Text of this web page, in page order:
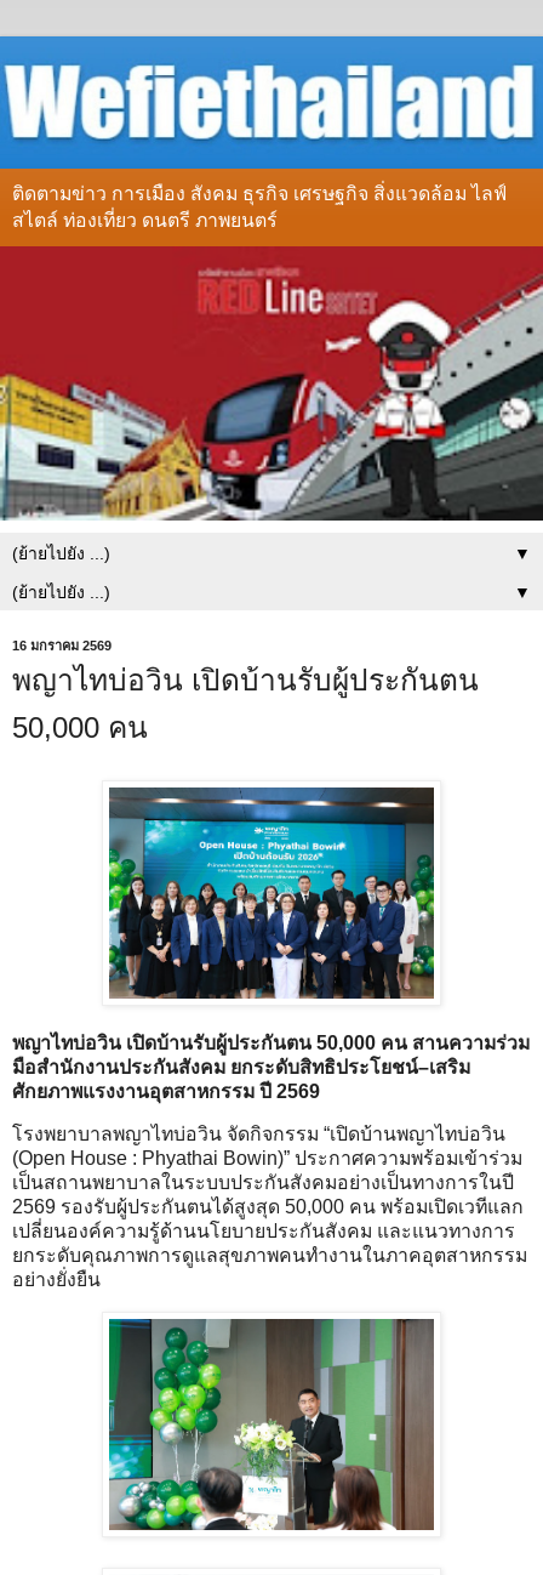
ติดตามข่าว การเมือง สังคม ธุรกิจ เศรษฐกิจ สิ่งแวดล้อม ไลฟ์
สไตล์ ท่องเที่ยว ดนตรี ภาพยนตร์
▼
▼
16 มกราคม 2569
พญาไทบ่อวิน เปิดบ้านรับผู้ประกันตน
50,000 คน
พญาไทบ่อวิน เปิดบ้านรับผู้ประกันตน 50,000 คน สานความร่วม
มือสำนักงานประกันสังคม ยกระดับสิทธิประโยชน์–เสริม
ศักยภาพแรงงานอุตสาหกรรม ปี 2569
โรงพยาบาลพญาไทบ่อวิน จัดกิจกรรม “เปิดบ้านพญาไทบ่อวิน
(Open House : Phyathai Bowin)” ประกาศความพร้อมเข้าร่วม
เป็นสถานพยาบาลในระบบประกันสังคมอย่างเป็นทางการในปี
2569 รองรับผู้ประกันตนได้สูงสุด 50,000 คน พร้อมเปิดเวทีแลก
เปลี่ยนองค์ความรู้ด้านนโยบายประกันสังคม และแนวทางการ
ยกระดับคุณภาพการดูแลสุขภาพคนทำงานในภาคอุตสาหกรรม
อย่างยั่งยืน